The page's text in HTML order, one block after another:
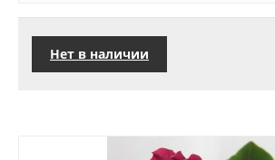
Нет в наличии